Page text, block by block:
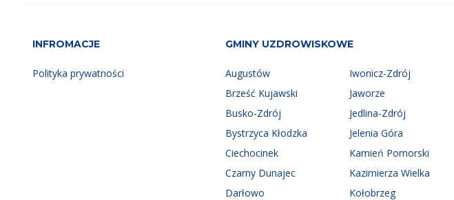
INFROMACJE
Polityka prywatności
GMINY UZDROWISKOWE
Augustów
Brześć Kujawski
Busko-Zdrój
Bystrzyca Kłodzka
Ciechocinek
Czarny Dunajec
Darłowo
Iwonicz-Zdrój
Jaworze
Jedlina-Zdrój
Jelenia Góra
Kamień Pomorski
Kazimierza Wielka
Kołobrzeg